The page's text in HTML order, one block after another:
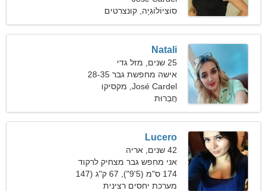
סוֹצִיוֹלוֹגִיָה, קונצרטים
Natali
25 שנים, מזל גדי
אישה מחפשת גבר 28-35
José Cardel, מקסיקו
חֲבֵרוּת
Lucero
42 שנים, אריה
אני מחפש גבר מצחיק לרקוד
174 ס"מ (5'9"), 67 ק"ג (147
פאונד)
מערכת יחסים רצינית